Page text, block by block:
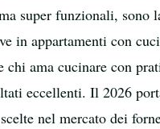
super funzionali, sono
in appartamenti con
chi ama cucinare con
eccellenti. Il 2026
nel mercato dei